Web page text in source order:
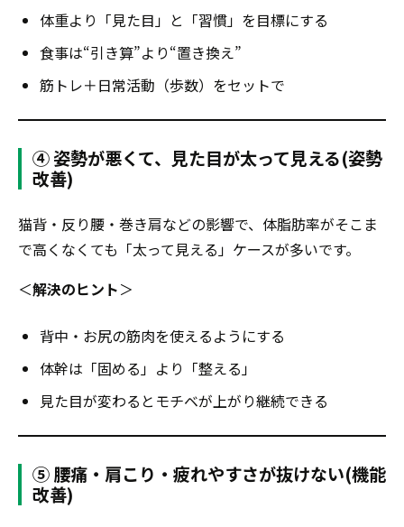
体重より「見た目」と「習慣」を目標にする
食事は“引き算”より“置き換え”
筋トレ＋日常活動（歩数）をセットで
④ 姿勢が悪くて、見た目が太って見える(姿勢
改善)
猫背・反り腰・巻き肩などの影響で、体脂肪率がそこま
で高くなくても「太って見える」ケースが多いです。
＜解決のヒント＞
背中・お尻の筋肉を使えるようにする
体幹は「固める」より「整える」
見た目が変わるとモチベが上がり継続できる
⑤ 腰痛・肩こり・疲れやすさが抜けない(機能
改善)